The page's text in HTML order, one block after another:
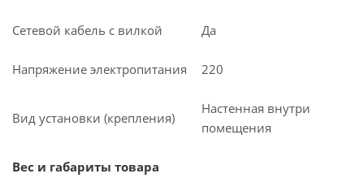
Сетевой кабель с вилкой Да
Напряжение электропитания 220
Вид установки (крепления)
Настенная внутри
помещения
Вес и габариты товара